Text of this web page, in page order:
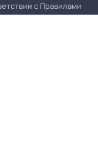
с Правилами